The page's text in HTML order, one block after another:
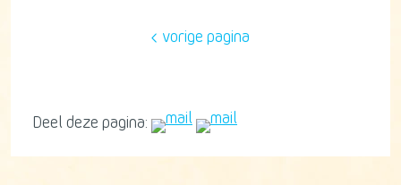
vorige pagina
Deel deze pagina: